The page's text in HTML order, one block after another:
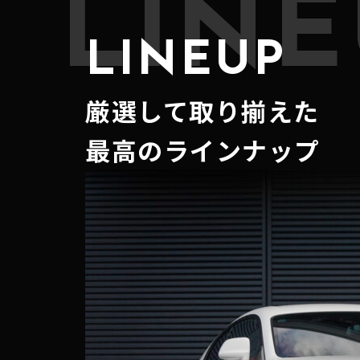
LINEUP
厳選して取り揃えた
最高のラインナップ